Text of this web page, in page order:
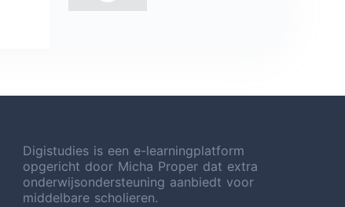
Digistudies is een e-learningplatform
opgericht door Micha Proper dat extra
onderwijsondersteuning aanbiedt voor
middelbare scholieren.